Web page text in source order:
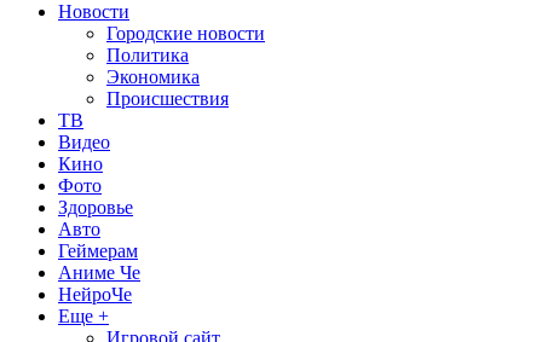
Новости
Городские новости
Политика
Экономика
Происшествия
ТВ
Видео
Кино
Фото
Здоровье
Авто
Геймерам
Аниме Че
НейроЧе
Еще +
Игровой сайт